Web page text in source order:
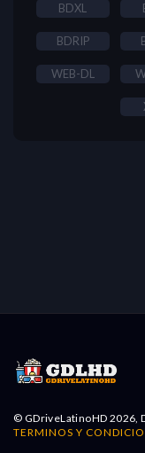
BDXL
BDRIP
WEB-DL
© GDriveLatinoHD 2026,
TERMINOS Y